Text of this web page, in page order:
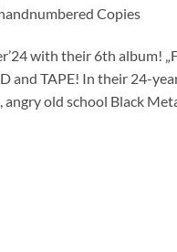
Copies
with their 6th album!
and TAPE! In their 24-
old school Black